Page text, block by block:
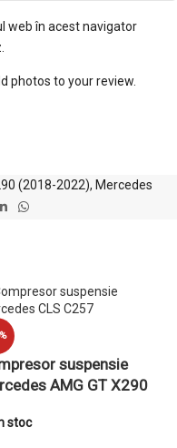
web în acest navigator
photos to your review.
(2018-2022), Mercedes
suspensie
AMG GT X290
stoc